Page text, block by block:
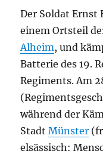
Der Soldat
einem Ortsteil
Alheim, und
Batterie des 19.
Regiments. Am
während der
StadtMünster
elsässisch: